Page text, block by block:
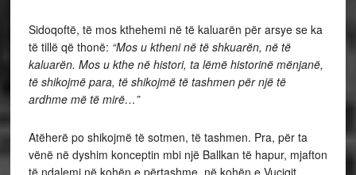
Sidoqoftë, të mos kthehemi në të kaluarën për arsye se ka
të tillë që thonë: “Mos u ktheni në të shkuarën, në të
kaluarën. Mos u kthe në histori, ta lëmë historinë mënjanë,
të shikojmë para, të shikojmë të tashmen për një të
ardhme më të mirë…”
Atëherë po shikojmë të sotmen, të tashmen. Pra, për ta
vënë në dyshim konceptin mbi një Ballkan të hapur, mjafton
të ndalemi në kohën e përtashme, në kohën e Vuçiqit.